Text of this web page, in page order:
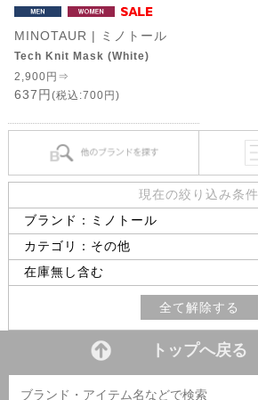
MINOTAUR | ミノトール
Tech Knit Mask (White)
2,900円⇒
637円 (税込:700円)
現在の絞り込み条件
ブランド：ミノトール
カテゴリ：その他
在庫無し含む
全て解除する
トップへ戻る